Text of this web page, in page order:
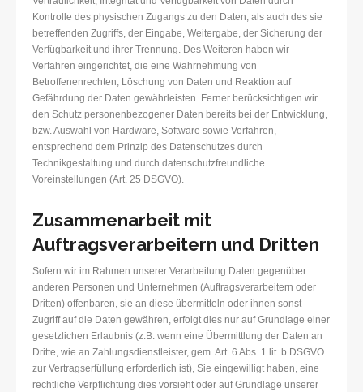
Kontrolle des physischen Zugangs zu den Daten, als auch des sie
betreffenden Zugriffs, der Eingabe, Weitergabe, der Sicherung der
Verfügbarkeit und ihrer Trennung. Des Weiteren haben wir
Verfahren eingerichtet, die eine Wahrnehmung von
Betroffenenrechten, Löschung von Daten und Reaktion auf
Gefährdung der Daten gewährleisten. Ferner berücksichtigen wir
den Schutz personenbezogener Daten bereits bei der Entwicklung,
bzw. Auswahl von Hardware, Software sowie Verfahren,
entsprechend dem Prinzip des Datenschutzes durch
Technikgestaltung und durch datenschutzfreundliche
Voreinstellungen (Art. 25 DSGVO).
Zusammenarbeit mit
Auftragsverarbeitern und Dritten
Sofern wir im Rahmen unserer Verarbeitung Daten gegenüber
anderen Personen und Unternehmen (Auftragsverarbeitern oder
Dritten) offenbaren, sie an diese übermitteln oder ihnen sonst
Zugriff auf die Daten gewähren, erfolgt dies nur auf Grundlage einer
gesetzlichen Erlaubnis (z.B. wenn eine Übermittlung der Daten an
Dritte, wie an Zahlungsdienstleister, gem. Art. 6 Abs. 1 lit. b DSGVO
zur Vertragserfüllung erforderlich ist), Sie eingewilligt haben, eine
rechtliche Verpflichtung dies vorsieht oder auf Grundlage unserer